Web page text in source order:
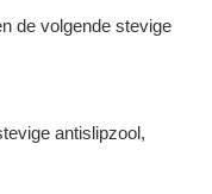
de volgende stevige
antislipzool,